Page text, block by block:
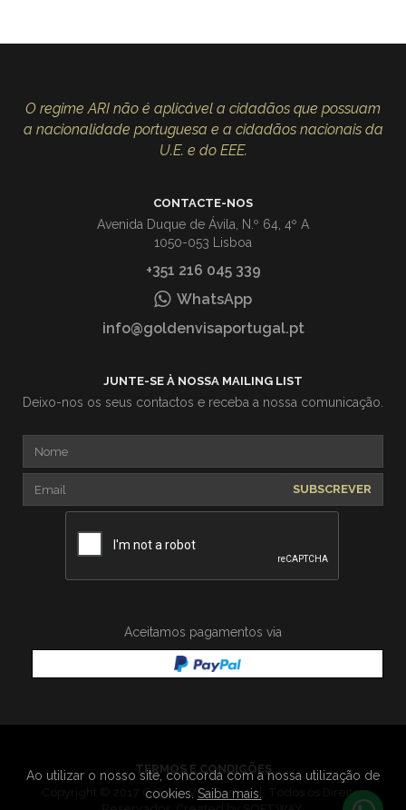
O regime ARI não é aplicável a cidadãos que possuam
a nacionalidade portuguesa e a cidadãos nacionais da
U.E. e do EEE.
CONTACTE-NOS
Avenida Duque de Ávila, N.º 64, 4º A
1050-053 Lisboa
+351 216 045 339
WhatsApp
info@goldenvisaportugal.pt
JUNTE-SE À NOSSA MAILING LIST
Deixo-nos os seus contactos e receba a nossa comunicação.
SUBSCREVER
Aceitamos pagamentos via
TERMOS E CONDIÇÕES
Copyright © 2017 Golden Visa Portugal. Todos os Direitos
Ao utilizar o nosso site, concorda com a nossa utilização de
cookies. Saiba mais.